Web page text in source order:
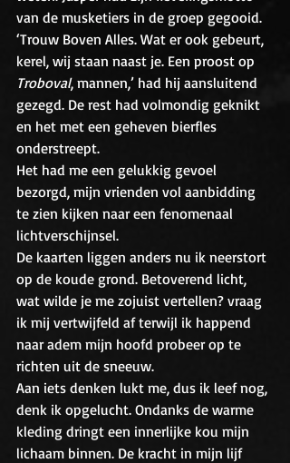
van de musketiers in de groep gegooid.
‘Trouw Boven Alles. Wat er ook gebeurt,
kerel, wij staan naast je. Een proost op
Troboval, mannen,’ had hij aansluitend
gezegd. De rest had volmondig geknikt
en het met een geheven bierfles
onderstreept.
Het had me een gelukkig gevoel
bezorgd, mijn vrienden vol aanbidding
te zien kijken naar een fenomenaal
lichtverschijnsel.
De kaarten liggen anders nu ik neerstort
op de koude grond. Betoverend licht,
wat wilde je me zojuist vertellen? vraag
ik mij vertwijfeld af terwijl ik happend
naar adem mijn hoofd probeer op te
richten uit de sneeuw.
Aan iets denken lukt me, dus ik leef nog,
denk ik opgelucht. Ondanks de warme
kleding dringt een innerlijke kou mijn
lichaam binnen. De kracht in mijn lijf